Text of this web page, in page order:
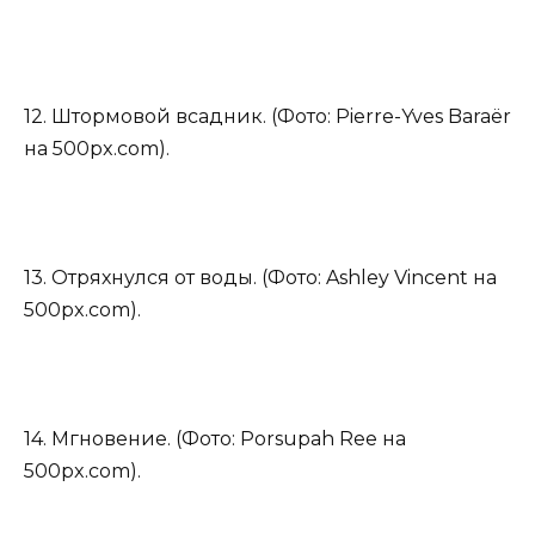
12. Штормовой всадник. (Фото: Pierre-Yves Baraër
на 500px.com).
13. Отряхнулся от воды. (Фото: Ashley Vincent на
500px.com).
14. Мгновение. (Фото: Porsupah Ree на
500px.com).